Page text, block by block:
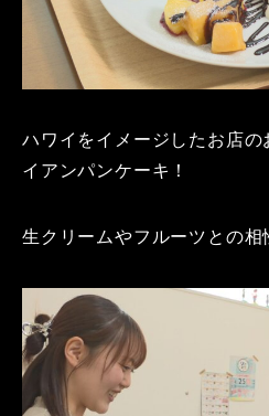
ハワイをイメージしたお店
イアンパンケーキ！
生クリームやフルーツとの相